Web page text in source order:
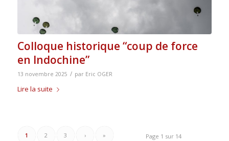
Colloque historique “coup de force
en Indochine”
13 novembre 2025 / par Eric OGER
Lire la suite
Page 1 sur 14
1 2 3 › »